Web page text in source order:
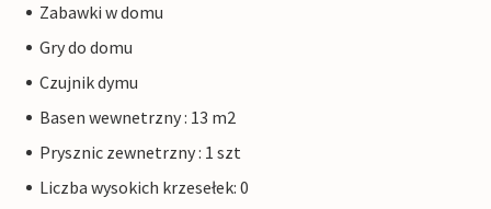
Zabawki w domu
Gry do domu
Czujnik dymu
Basen wewnetrzny : 13 m2
Prysznic zewnetrzny : 1 szt
Liczba wysokich krzesełek: 0